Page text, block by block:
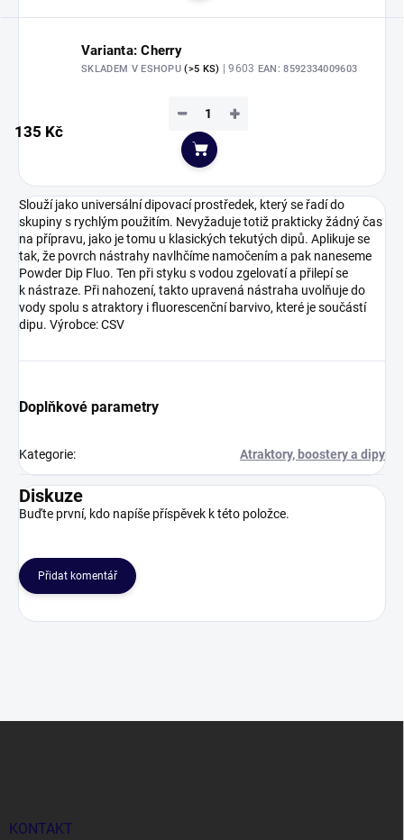
Varianta: Cherry
SKLADEM V ESHOPU(>5 KS) | 9603 EAN: 8592334009603
135 Kč
+
−
Do košíku
Slouží jako universální dipovací prostředek, který se řadí do
skupiny s rychlým použitím. Nevyžaduje totiž prakticky žádný čas
na přípravu, jako je tomu u klasických tekutých dipů. Aplikuje se
tak, že povrch nástrahy navlhčíme namočením a pak naneseme
Powder Dip Fluo. Ten při styku s vodou zgelovatí a přilepí se
k nástraze. Při nahození, takto upravená nástraha uvolňuje do
vody spolu s atraktory i fluorescenční barvivo, které je součástí
dipu. Výrobce: CSV
Doplňkové parametry
Kategorie: Atraktory, boostery a dipy
Diskuze
Buďte první, kdo napíše příspěvek k této položce.
Přidat komentář
KONTAKT